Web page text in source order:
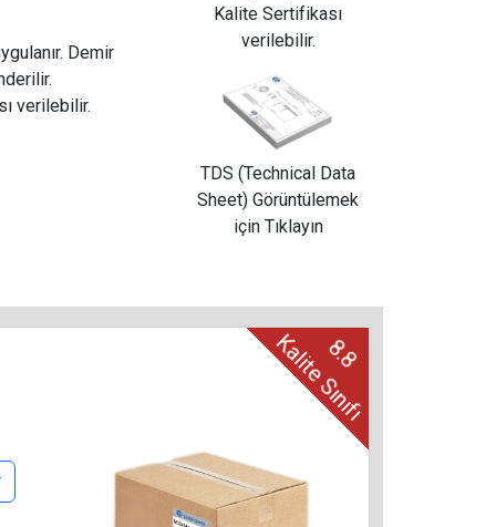
Kalite Sertifikası
verilebilir.
TDS (Technical Data
Sheet) Görüntülemek
için Tıklayın
Demir
verilebilir.
8.8
Kalite Sınıfı